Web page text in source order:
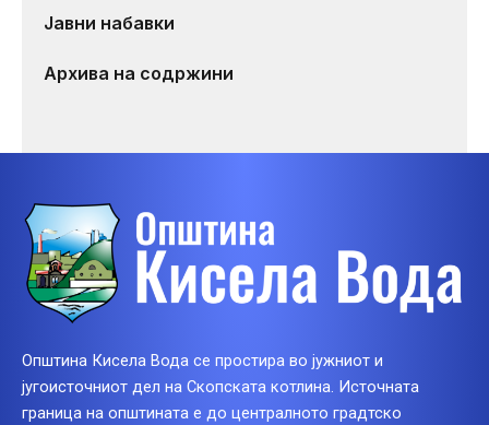
Јавни набавки
Архива на содржини
Општина Кисела Вода се простира во јужниот и
југоисточниот дел на Скопската котлина. Источната
граница на општината е до централното градтско